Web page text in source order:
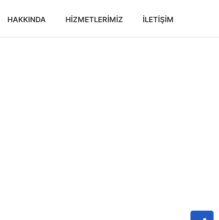
HAKKINDA HIZMETLERIMIZ İLETIŞIM